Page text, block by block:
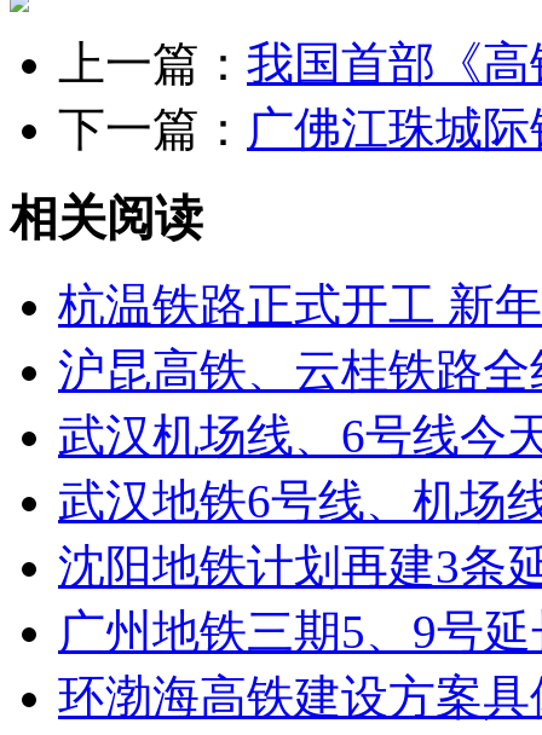
上一篇： 我国首部《
下一篇： 广佛江珠城
相关阅读
杭温铁路正式开工 新
沪昆高铁、云桂铁路
武汉机场线、6号线今
武汉地铁6号线、机场
沈阳地铁计划再建3条
广州地铁三期5、9号
环渤海高铁建设方案